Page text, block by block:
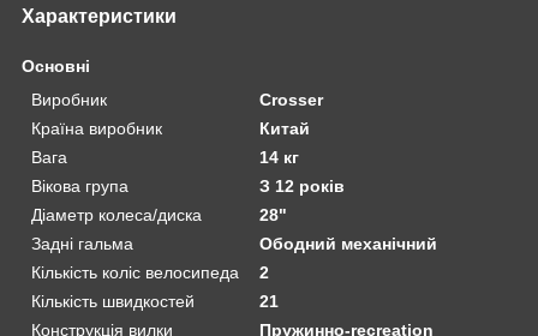
Характеристики
Основні
Виробник
Crosser
Країна виробник
Китай
Вага
14 кг
Вікова група
З 12 років
Діаметр колеса/диска
28"
Задні гальма
Ободний механічний
Кількість коліс велосипеда
2
Кількість швидкостей
21
Конструкція вилки
Пружинно-recreation